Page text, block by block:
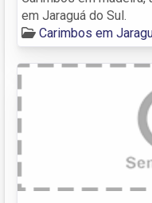
em Jaraguá do Sul.
Carimbos em